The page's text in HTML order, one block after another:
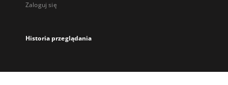
Zaloguj się
Historia przeglądania